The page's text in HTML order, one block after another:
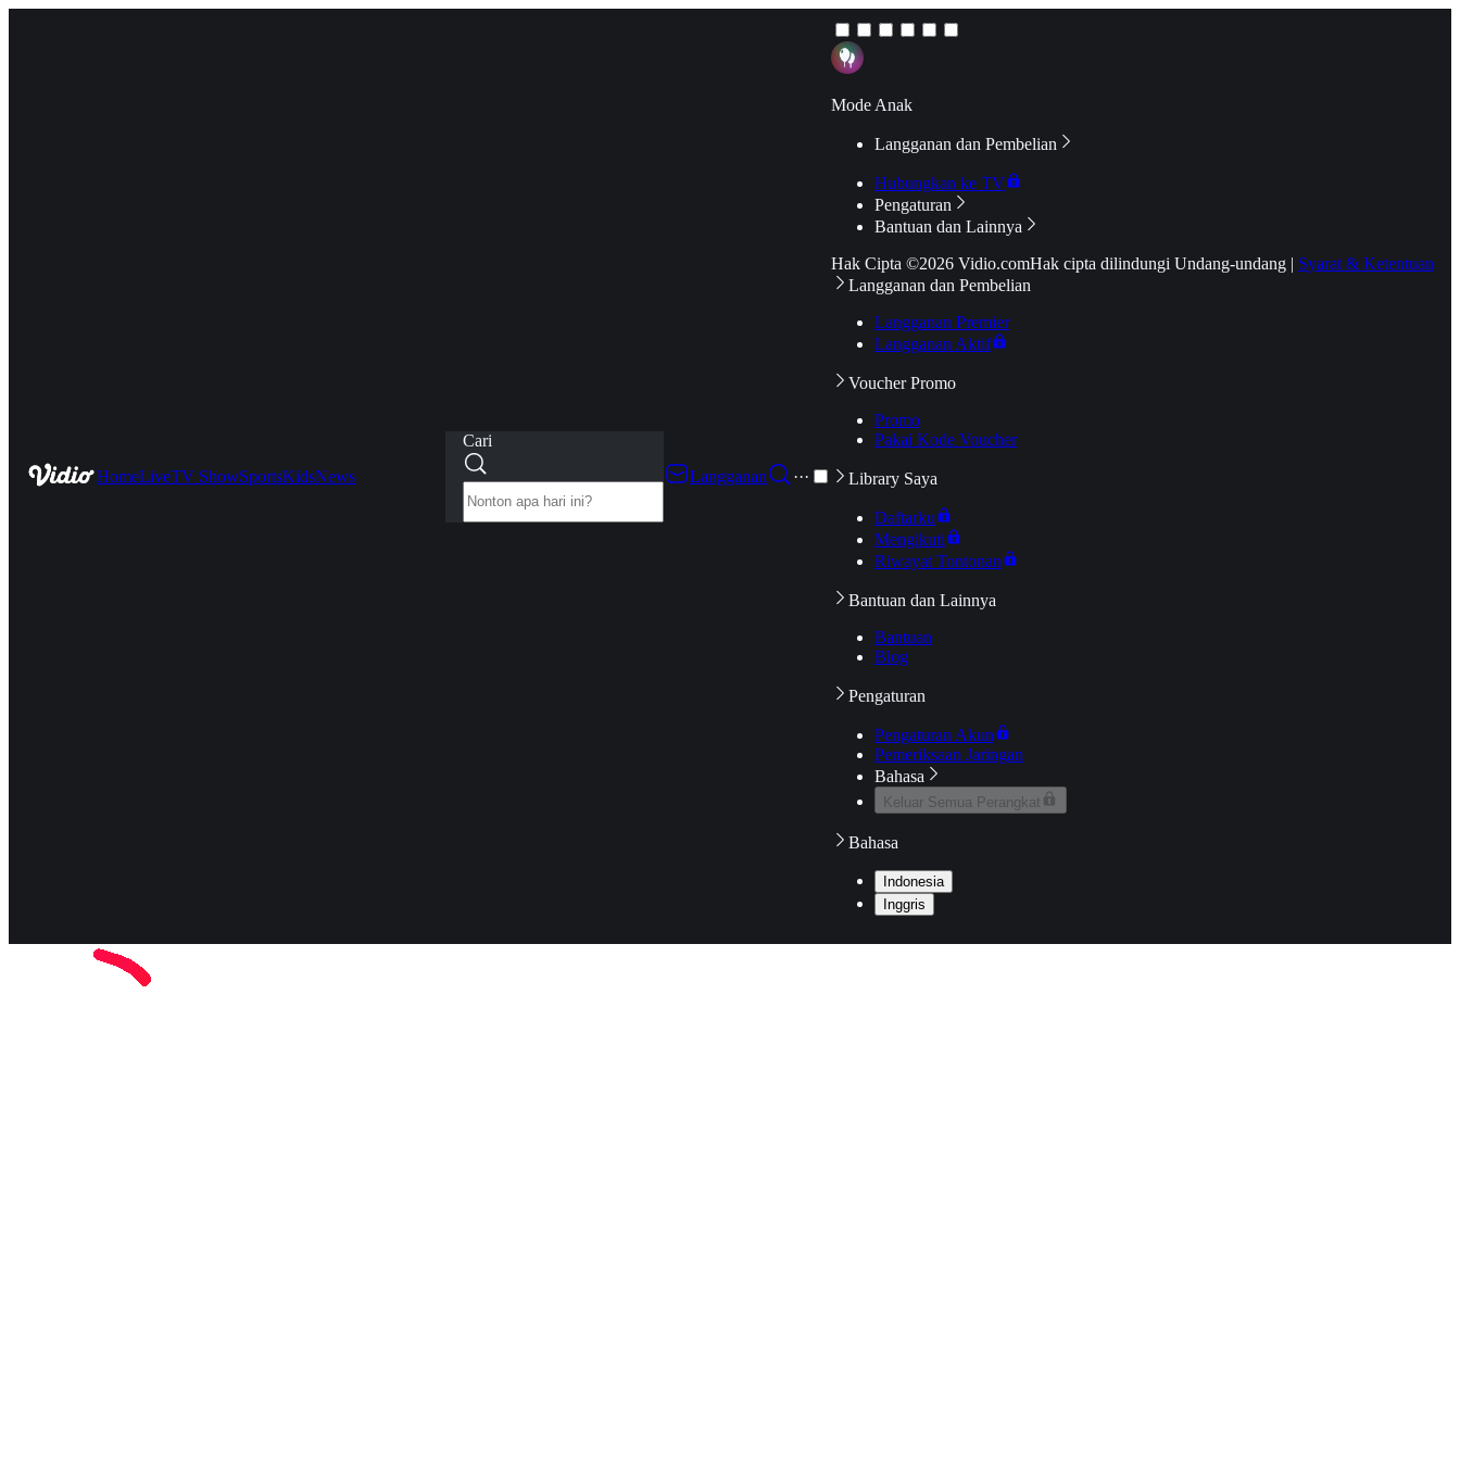
HomeLiveTV ShowSportsKidsNews
Cari
Langganan
···
Mode Anak
Langganan dan Pembelian
Hubungkan ke TV
Pengaturan
Bantuan dan Lainnya
Hak Cipta ©2026 Vidio.comHak cipta dilindungi Undang-undang | Syarat & Ketentuan
Langganan dan Pembelian
Langganan Premier
Langganan Aktif
Voucher Promo
Promo
Pakai Kode Voucher
Library Saya
Daftarku
Mengikuti
Riwayat Tontonan
Bantuan dan Lainnya
Bantuan
Blog
Pengaturan
Pengaturan Akun
Pemeriksaan Jaringan
Bahasa
Keluar Semua Perangkat
Bahasa
Indonesia
Inggris